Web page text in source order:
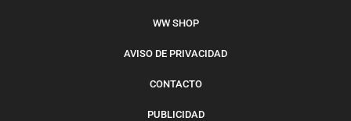
WW SHOP
AVISO DE PRIVACIDAD
CONTACTO
PUBLICIDAD